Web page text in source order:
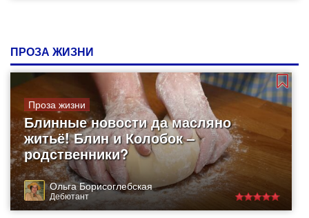
ПРОЗА ЖИЗНИ
Проза жизни
Блинные новости да масляно
житьё! Блин и Колобок –
родственники?
Ольга Борисоглебская
Дебютант